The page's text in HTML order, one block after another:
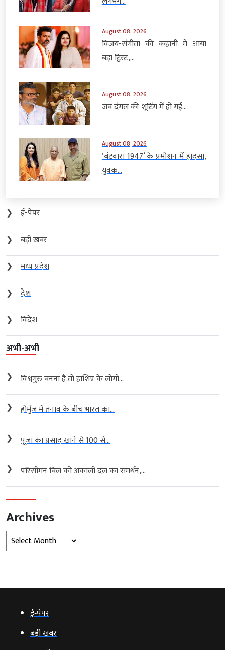
August 08, 2026
विजय-संगीता की कहानी में आया
बड़ा ट्विस्ट,...
August 08, 2026
जब दंगल की शूटिंग में हो गई...
August 08, 2026
‘बंटवारा 1947’ के प्रमोशन में हादसा,
युवक...
❯
ई-पेपर
❯
बड़ी खबर
❯
मध्य प्रदेश
❯
देश
❯
विदेश
अभी-अभी
❯ विश्वगुरु बनना है तो हाशिए के लोगों...
❯ होर्मुज में तनाव के बीच भारत का...
❯ पूजा का प्रसाद खाने से 100 से...
❯ परिसीमन बिल को अकाली दल का समर्थन,...
Archives
Archives
ई‑पेपर
बड़ी खबर